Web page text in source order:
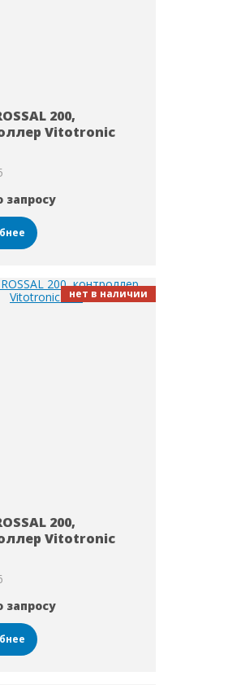
200,
Vitotronic
запросу
нет в наличии
200,
Vitotronic
запросу